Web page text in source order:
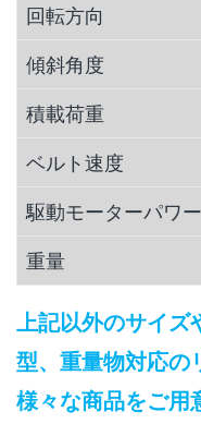
回転方向
傾斜角度
積載荷重
ベルト速度
駆動モーターパワー
重量
上記以外のサイズ
型、重量物対応の
様々な商品をご用